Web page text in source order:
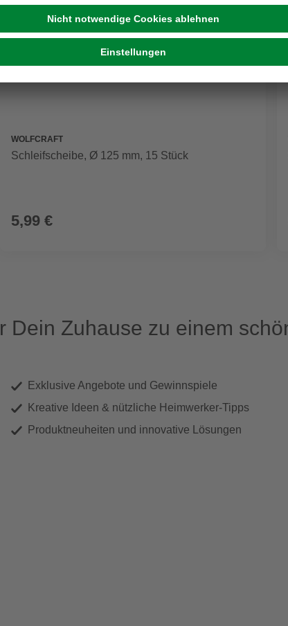
WOLFCRAFT
Schleifscheibe, Ø 125 mm, 15 Stück
5,99 €
Zuhause zu einem
Exklusive Angebote und Gewinnspiele
Kreative Ideen & nützliche Heimwerker-Tipps
Produktneuheiten und innovative Lösungen